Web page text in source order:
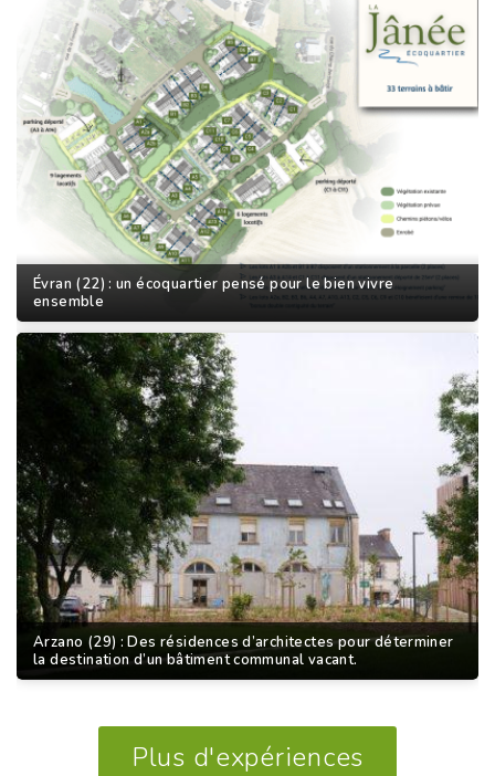
Évran (22) : un écoquartier pensé pour le bien vivre
ensemble
Arzano (29) : Des résidences d’architectes pour déterminer
la destination d’un bâtiment communal vacant.
Plus d'expériences